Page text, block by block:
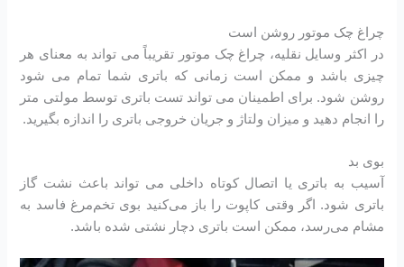
چراغ چک موتور روشن است
در اکثر وسایل نقلیه، چراغ چک موتور تقریباً می تواند به معنای هر
چیزی باشد و ممکن است زمانی که باتری شما تمام می شود
روشن شود. برای اطمینان می تواند تست باتری توسط مولتی متر
را انجام دهید و میزان ولتاژ و جریان خروجی باتری را اندازه بگیرید.
بوی بد
آسیب به باتری یا اتصال کوتاه داخلی می تواند باعث نشت گاز
باتری شود. اگر وقتی کاپوت را باز می‌کنید بوی تخم‌مرغ فاسد به
مشام می‌رسد، ممکن است باتری دچار نشتی شده باشد.